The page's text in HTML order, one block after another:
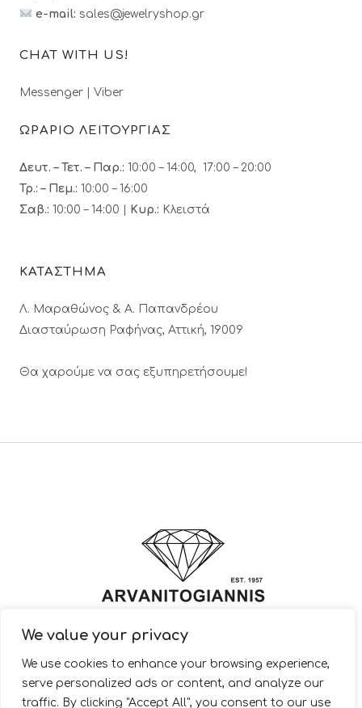
We value your privacy
We use cookies to enhance your browsing experience,
serve personalized ads or content, and analyze our
traffic. By clicking "Accept All", you consent to our use
e-mail: sales@jewelryshop.gr
CHAT WITH US!
Messenger Viber
ΩΡΑΡΙΟ ΛΕΙΤΟΥΡΓΙΑΣ
Δευτ. – Τετ. – Παρ.: 10:00 – 14:00, 17:00 – 20:00
Τρ.: – Πεμ.: 10:00 – 16:00
Σαβ.: 10:00 – 14:00 | Κυρ.: Κλειστά
ΚΑΤΑΣΤΗΜΑ
Λ. Μαραθώνος & A. Παπανδρέου
Διασταύρωση Ραφήνας, Αττική, 19009
Θα χαρούμε να σας εξυπηρετήσουμε!
© 2022 ARVANITOGIANNIS – Jewelry Design & Manufacturing |
JewelryShop.gr